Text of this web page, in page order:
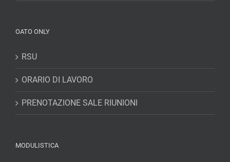
OATO ONLY
RSU
ORARIO DI LAVORO
PRENOTAZIONE SALE RIUNIONI
MODULISTICA